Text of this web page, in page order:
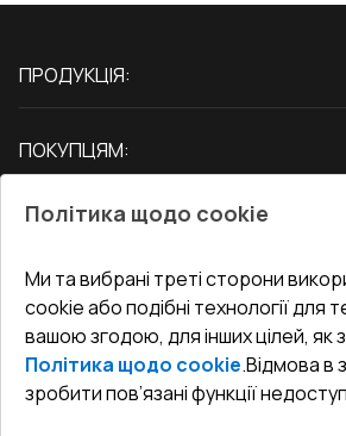
ПРОДУКЦІЯ:
Двері
ПОКУПЦЯМ:
Блог
Адреса гіпермаркета
Як правильно заміряти вікна
СЕРВІС ТА ОБЛУГОВУВАННЯ:
Доставка і Оплата
Гарантія та Сервіс
Повернення товару
Договір публічної оферти
КОНТАКТИ
Офіс:Україна, м. Вінниця, вул.
undefined(undefined)
Політика щодо cookie
Ми та вибрані треті сторони
cookie або подібні технології для
вашою згодою, для інших цілей, як
Політика щодо cookie.Відмова в
зробити пов’язані функції